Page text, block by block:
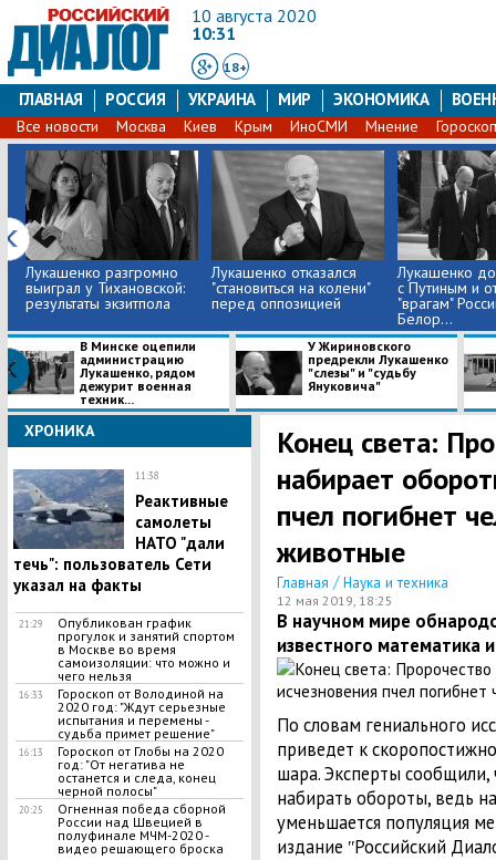
10 августа 2020
10:31
18+
ГЛАВНАЯ РОССИЯ УКРАИНА МИР ЭКОНОМИКА
Все новости Москва Киев Крым ИноСМИ Мнение
Лукашенко разгромно
выиграл у Тихановской:
результаты экзитпола
Лукашенко отказался
"становиться на колени"
перед оппозицией
Лукашенко
с Путиным и
"врагам"
Белор...
В Минске оцепили
администрацию
Лукашенко, рядом
дежурит военная
техник...
У Жириновского
предрекли Лукашенко
"слезы" и "судьбу
Януковича"
ХРОНИКА
11:38
Реактивные
самолеты
НАТО "дали
течь": пользователь Сети
указал на факты
21:29
Опубликован график
прогулок и занятий спортом
в Москве во время
самоизоляции: что можно и
чего нельзя
16:33
Гороскоп от Володиной на
2020 год: "Ждут серьезные
испытания и перемены -
судьба примет решение"
16:13
Гороскоп от Глобы на 2020
год: "От негатива не
останется и следа, конец
черной полосы"
20:25
Огненная победа сборной
России над Швецией в
полуфинале МЧМ-2020 -
видео решающего броска
Конец света:
набирает
пчел погибнет
животные
Главная / Наука и техника
12 мая 2019, 18:25
В научном мире
известного математика
По словам гениального
приведет к
шара. Эксперты
набирать обороты, ведь
уменьшается популяция
издание ʺРоссийский